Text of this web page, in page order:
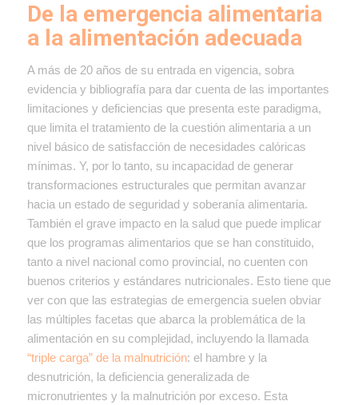
De la emergencia alimentaria
a la alimentación adecuada
A más de 20 años de su entrada en vigencia, sobra
evidencia y bibliografía para dar cuenta de las importantes
limitaciones y deficiencias que presenta este paradigma,
que limita el tratamiento de la cuestión alimentaria a un
nivel básico de satisfacción de necesidades calóricas
mínimas. Y, por lo tanto, su incapacidad de generar
transformaciones estructurales que permitan avanzar
hacia un estado de seguridad y soberanía alimentaria.
También el grave impacto en la salud que puede implicar
que los programas alimentarios que se han constituido,
tanto a nivel nacional como provincial, no cuenten con
buenos criterios y estándares nutricionales. Esto tiene que
ver con que las estrategias de emergencia suelen obviar
las múltiples facetas que abarca la problemática de la
alimentación en su complejidad, incluyendo la llamada
“triple carga” de la malnutrición: el hambre y la
desnutrición, la deficiencia generalizada de
micronutrientes y la malnutrición por exceso. Esta